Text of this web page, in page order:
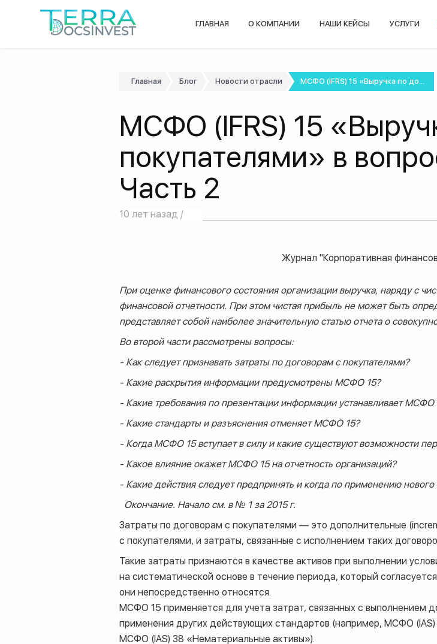
ГЛАВНАЯ О КОМПАНИИ НАШИ КЕЙСЫ УСЛУГИ
Главная Блог Новости отрасли МСФО (IFRS) 15 «Выручка по до...
МСФО (IFRS) 15
покупателями» в
Часть 2
10 лет назад /
Журнал "Корпоративная
При оценке финансового состояния организации выручка, наряду с
финансовой отчетности. При этом чистая прибыль не может быть
представляет собой наиболее значительную статью отчета о
Во второй части рассмотрены вопросы:
- Как следует признавать затраты по договорам с покупателями?
- Какие раскрытия информации предусмотрены МСФО 15?
- Какие требования по презентации информации устанавливает МСФО
- Какие стандарты и разъяснения отменяет МСФО 15?
- Когда МСФО 15 вступает в силу и какие существуют возможности
- Какое влияние окажет МСФО 15 на отчетность организаций?
- Какие действия следует предпринять и когда по применению нового
Окончание. Начало см. в № 1 за 2015 г.
Затраты по договорам с покупателями — это дополнительные
с покупателями, и затраты, связанные с исполнением таких
Такие затраты признаются в качестве активов при выполнении
на систематической основе в течение периода, который
они непосредственно относятся.
МСФО 15 применяется для учета затрат, связанных с выполнением
применения других действующих стандартов (например, МСФО
МСФО (IAS) 38 «Нематериальные активы»).